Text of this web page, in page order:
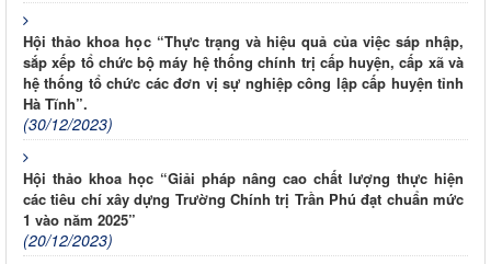
Hội thảo khoa học “Thực trạng và hiệu quả của việc sáp nhập,
sắp xếp tổ chức bộ máy hệ thống chính trị cấp huyện, cấp xã và
hệ thống tổ chức các đơn vị sự nghiệp công lập cấp huyện tỉnh
Hà Tĩnh”.
(30/12/2023)
Hội thảo khoa học “Giải pháp nâng cao chất lượng thực hiện
các tiêu chí xây dựng Trường Chính trị Trần Phú đạt chuẩn mức
1 vào năm 2025”
(20/12/2023)